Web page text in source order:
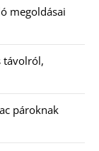
megoldásai
távolról,
pároknak